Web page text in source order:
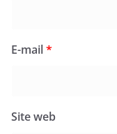
E-mail*
Site web